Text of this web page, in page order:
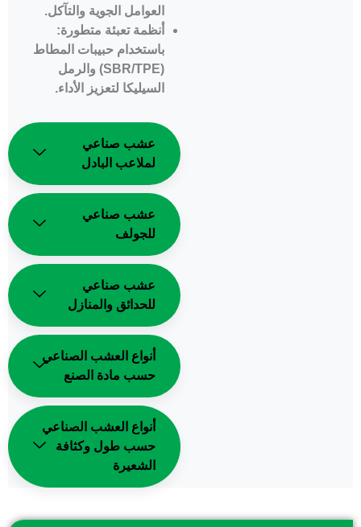
العوامل الجوية والتآكل.
أنظمة تعبئة متطورة:
باستخدام حبيبات المطاط
(SBR/TPE) والرمل
السيليكا لتعزيز الأداء.
عشب صناعي
لملاعب البادل
عشب صناعي
للجولف
عشب صناعي
للحدائق والمنازل
أنواع العشب الصناعي
حسب مادة الصنع
أنواع العشب الصناعي
حسب طول وكثافة
الشعيرة